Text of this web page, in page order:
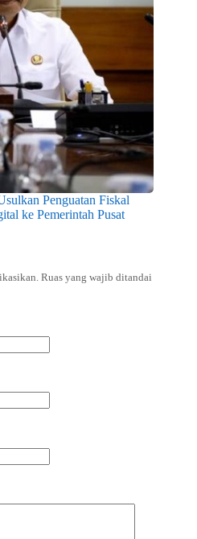
Penguatan Fiskal
ke Pemerintah Pusat
Ruas yang wajib ditandai